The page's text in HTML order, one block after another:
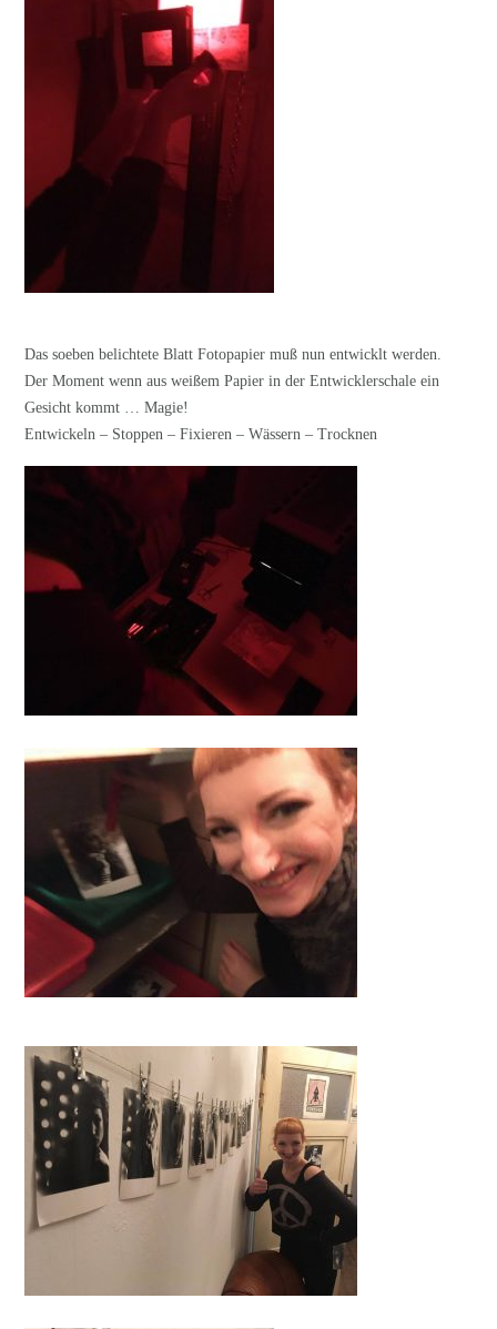
Das soeben belichtete Blatt Fotopapier muß nun entwicklt werden.
Der Moment wenn aus weißem Papier in der Entwicklerschale ein
Gesicht kommt … Magie!
Entwickeln – Stoppen – Fixieren – Wässern – Trocknen